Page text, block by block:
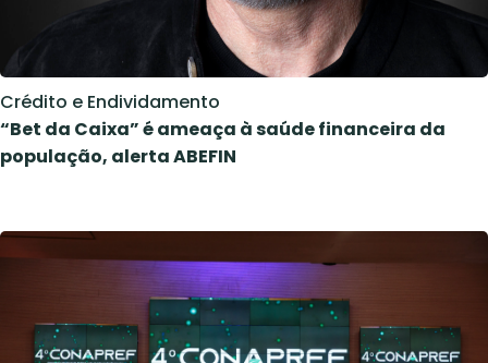
Crédito e Endividamento
“Bet da Caixa” é ameaça à saúde financeira da
população, alerta ABEFIN